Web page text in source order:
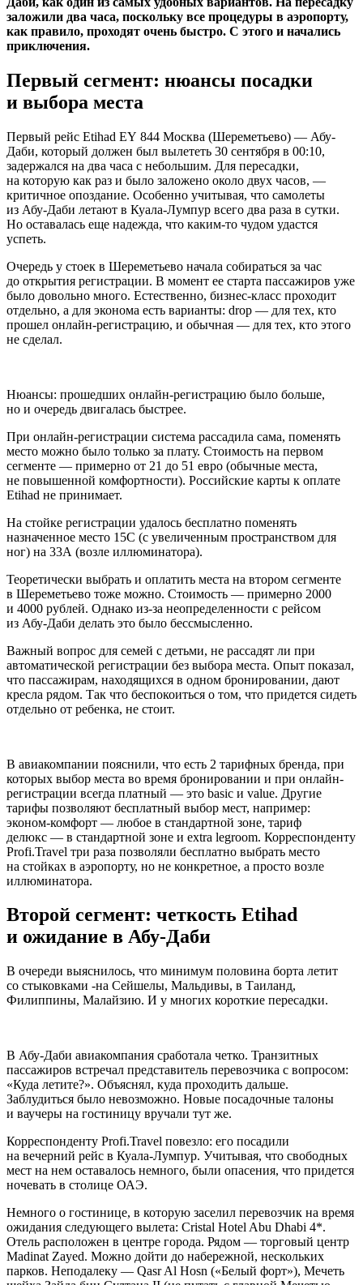
заложили два часа, поскольку все процедуры в аэропорту,
как правило, проходят очень быстро. С этого и начались
приключения.
Первый сегмент: нюансы посадки
и выбора места
Первый рейс Etihad EY 844 Москва (Шереметьево) — Абу-
Даби, который должен был вылететь 30 сентября в 00:10,
задержался на два часа с небольшим. Для пересадки,
на которую как раз и было заложено около двух часов, —
критичное опоздание. Особенно учитывая, что самолеты
из Абу-Даби летают в Куала-Лумпур всего два раза в сутки.
Но оставалась еще надежда, что каким-то чудом удастся
успеть.
Очередь у стоек в Шереметьево начала собираться за час
до открытия регистрации. В момент ее старта пассажиров уже
было довольно много. Естественно, бизнес-класс проходит
отдельно, а для эконома есть варианты: drop — для тех, кто
прошел онлайн-регистрацию, и обычная — для тех, кто этого
не сделал.
Нюансы: прошедших онлайн-регистрацию было больше,
но и очередь двигалась быстрее.
При онлайн-регистрации система рассадила сама, поменять
место можно было только за плату. Стоимость на первом
сегменте — примерно от 21 до 51 евро (обычные места,
не повышенной комфортности). Российские карты к оплате
Etihad не принимает.
На стойке регистрации удалось бесплатно поменять
назначенное место 15С (с увеличенным пространством для
ног) на 33А (возле иллюминатора).
Теоретически выбрать и оплатить места на втором сегменте
в Шереметьево тоже можно. Стоимость — примерно 2000
и 4000 рублей. Однако из-за неопределенности с рейсом
из Абу-Даби делать это было бессмысленно.
Важный вопрос для семей с детьми, не рассадят ли при
автоматической регистрации без выбора места. Опыт показал,
что пассажирам, находящихся в одном бронировании, дают
кресла рядом. Так что беспокоиться о том, что придется сидеть
отдельно от ребенка, не стоит.
В авиакомпании пояснили, что есть 2 тарифных бренда, при
которых выбор места во время бронировании и при онлайн-
регистрации всегда платный — это basic и value. Другие
тарифы позволяют бесплатный выбор мест, например:
эконом-комфорт — любое в стандартной зоне, тариф
делюкс — в стандартной зоне и extra legroom. Корреспонденту
Profi.Travel три раза позволяли бесплатно выбрать место
на стойках в аэропорту, но не конкретное, а просто возле
иллюминатора.
Второй сегмент: четкость Etihad
и ожидание в Абу-Даби
В очереди выяснилось, что минимум половина борта летит
со стыковками -на Сейшелы, Мальдивы, в Таиланд,
Филиппины, Малайзию. И у многих короткие пересадки.
В Абу-Даби авиакомпания сработала четко. Транзитных
пассажиров встречал представитель перевозчика с вопросом:
«Куда летите?». Объяснял, куда проходить дальше.
Заблудиться было невозможно. Новые посадочные талоны
и ваучеры на гостиницу вручали тут же.
Корреспонденту Profi.Travel повезло: его посадили
на вечерний рейс в Куала-Лумпур. Учитывая, что свободных
мест на нем оставалось немного, были опасения, что придется
ночевать в столице ОАЭ.
Немного о гостинице, в которую заселил перевозчик на время
ожидания следующего вылета: Cristal Hotel Abu Dhabi 4*.
Отель расположен в центре города. Рядом — торговый центр
Madinat Zayed. Можно дойти до набережной, нескольких
парков. Неподалеку — Qasr Al Hosn («Белый форт»), Мечеть